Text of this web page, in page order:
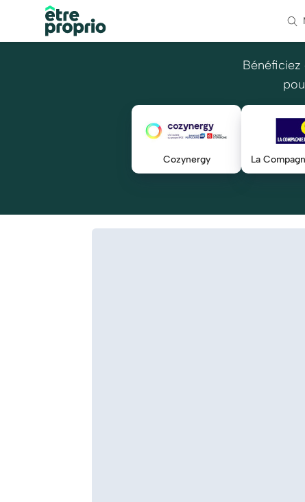
Bénéficiez
Cozynergy La